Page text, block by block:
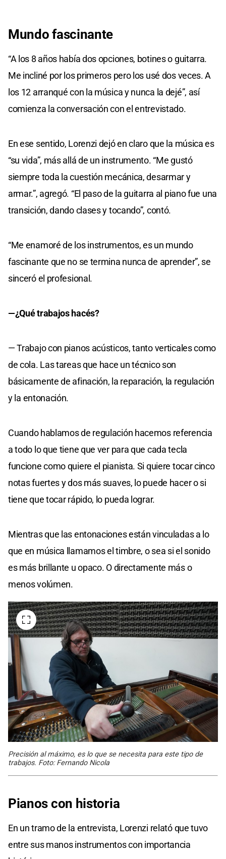
Mundo fascinante
“A los 8 años había dos opciones, botines o guitarra.
Me incliné por los primeros pero los usé dos veces. A
los 12 arranqué con la música y nunca la dejé”, así
comienza la conversación con el entrevistado.
En ese sentido, Lorenzi dejó en claro que la música es
“su vida”, más allá de un instrumento. “Me gustó
siempre toda la cuestión mecánica, desarmar y
armar.”, agregó. “El paso de la guitarra al piano fue una
transición, dando clases y tocando”, contó.
“Me enamoré de los instrumentos, es un mundo
fascinante que no se termina nunca de aprender”, se
sinceró el profesional.
—¿Qué trabajos hacés?
— Trabajo con pianos acústicos, tanto verticales como
de cola. Las tareas que hace un técnico son
básicamente de afinación, la reparación, la regulación
y la entonación.
Cuando hablamos de regulación hacemos referencia
a todo lo que tiene que ver para que cada tecla
funcione como quiere el pianista. Si quiere tocar cinco
notas fuertes y dos más suaves, lo puede hacer o si
tiene que tocar rápido, lo pueda lograr.
Mientras que las entonaciones están vinculadas a lo
que en música llamamos el timbre, o sea si el sonido
es más brillante u opaco. O directamente más o
menos volúmen.
Precisión al máximo, es lo que se necesita para este tipo de
trabajos. Foto: Fernando Nicola
Pianos con historia
En un tramo de la entrevista, Lorenzi relató que tuvo
entre sus manos instrumentos con importancia